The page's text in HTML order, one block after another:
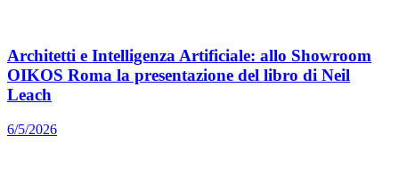
Architetti e Intelligenza Artificiale: allo Showroom
OIKOS Roma la presentazione del libro di Neil
Leach
6/5/2026